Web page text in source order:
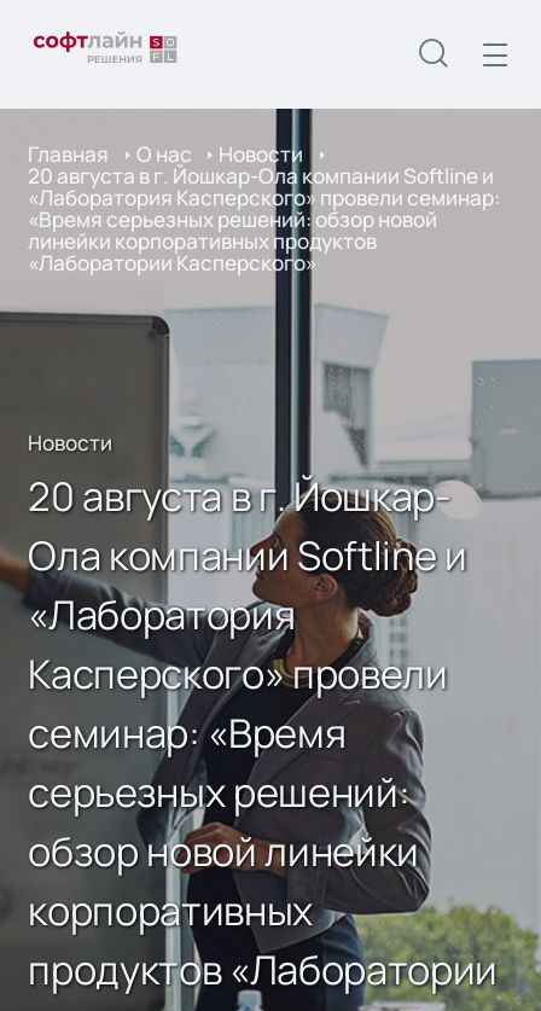
Главная О нас Новости
20 августа в г. Йошкар-Ола компании Softline и
«Лаборатория Касперского» провели семинар:
«Время серьезных решений: обзор новой
линейки корпоративных продуктов
«Лаборатории Касперского»
Новости
20 августа в г. Йошкар-
Ола компании Softline и
«Лаборатория
Касперского» провели
семинар: «Время
серьезных решений:
обзор новой линейки
корпоративных
продуктов «Лаборатории